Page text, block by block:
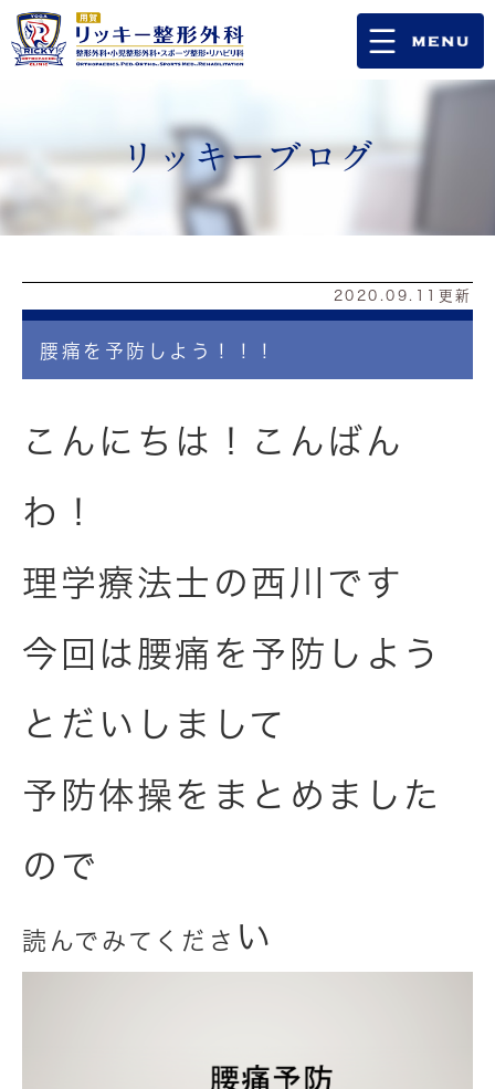
リッキーブログ
2020.09.11更新
腰痛を予防しよう！！！
こんにちは！こんばん
わ！
理学療法士の西川です
今回は腰痛を予防しよう
とだいしまして
予防体操をまとめました
ので
読んでみてくださ い